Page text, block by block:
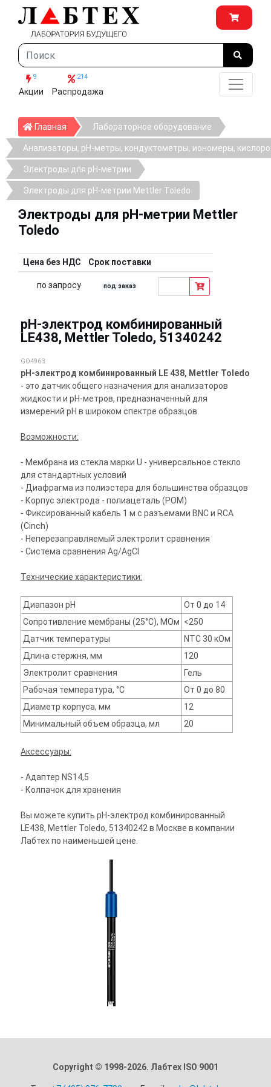
9
Акции
214
Распродажа
Главная ГлавнаяЛабораторное оборудование
Анализаторы, рН-метры, кондуктометры, иономеры,
Электроды для pH-метрии
Электроды для pH-метрии Mettler Toledo
Электроды для pH-метрии Mettler
Toledo
Цена без НДС Срок поставки
по запросу под заказ
pH-электрод комбинированный
LE438, Mettler Toledo, 51340242
GO4963
pH-электрод комбинированный LE 438, Mettler Toledo
- это датчик общего назначения для анализаторов
жидкости и pH-метров, предназначенный для
измерений pH в широком спектре образцов.
Возможности:
- Мембрана из стекла марки U - универсальное стекло
для стандартных условий
- Диафрагма из полиэстера для большинства образцов
- Корпус электрода - полиацеталь (POM)
- Фиксированный кабель 1 м с разъемами BNC и RCA
(Cinch)
- Неперезаправляемый электролит сравнения
- Система сравнения Ag/AgCl
Технические характеристики:
Диапазон pH
От 0 до 14
Сопротивление мембраны (25°С), МОм <250
Датчик температуры
NTC 30 кОм
Длина стержня, мм
120
Электролит сравнения
Гель
Рабочая температура, °С
От 0 до 80
Диаметр корпуса, мм
12
Минимальный объем образца, мл
20
Аксессуары:
- Адаптер NS14,5
- Колпачок для хранения
Вы можете купить pH-электрод комбинированный
LE438, Mettler Toledo, 51340242 в Москве в компании
Лабтех по наименьшей цене.
Copyright © 1998-2026. Лабтех ISO 9001